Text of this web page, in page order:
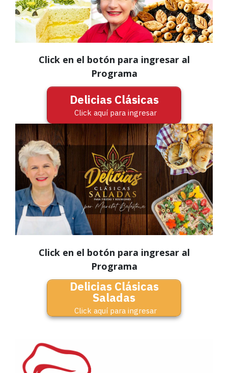
Click en el botón para ingresar al
Programa
Delicias Clásicas
Click aquí para ingresar
Click en el botón para ingresar al
Programa
Delicias Clásicas
Saladas
Click aquí para ingresar